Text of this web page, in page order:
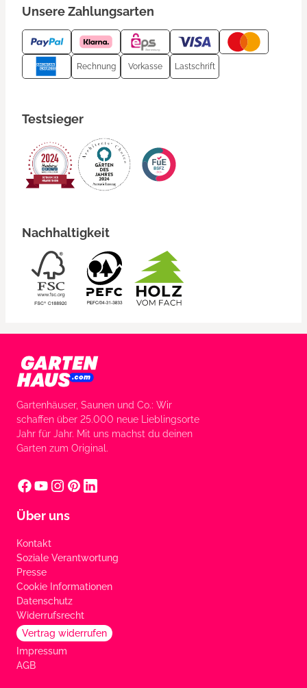
Unsere Zahlungsarten
Rechnung Vorkasse Lastschrift
Testsieger
Nachhaltigkeit
Gartenhäuser, Saunen und Co.: Wir
schaffen über 25.000 neue Lieblingsorte
Jahr für Jahr. Mit uns machst du deinen
Garten zum Original.
Über uns
Kontakt
Soziale Verantwortung
Presse
Cookie Informationen
Datenschutz
Widerrufsrecht
Vertrag widerrufen
Impressum
AGB